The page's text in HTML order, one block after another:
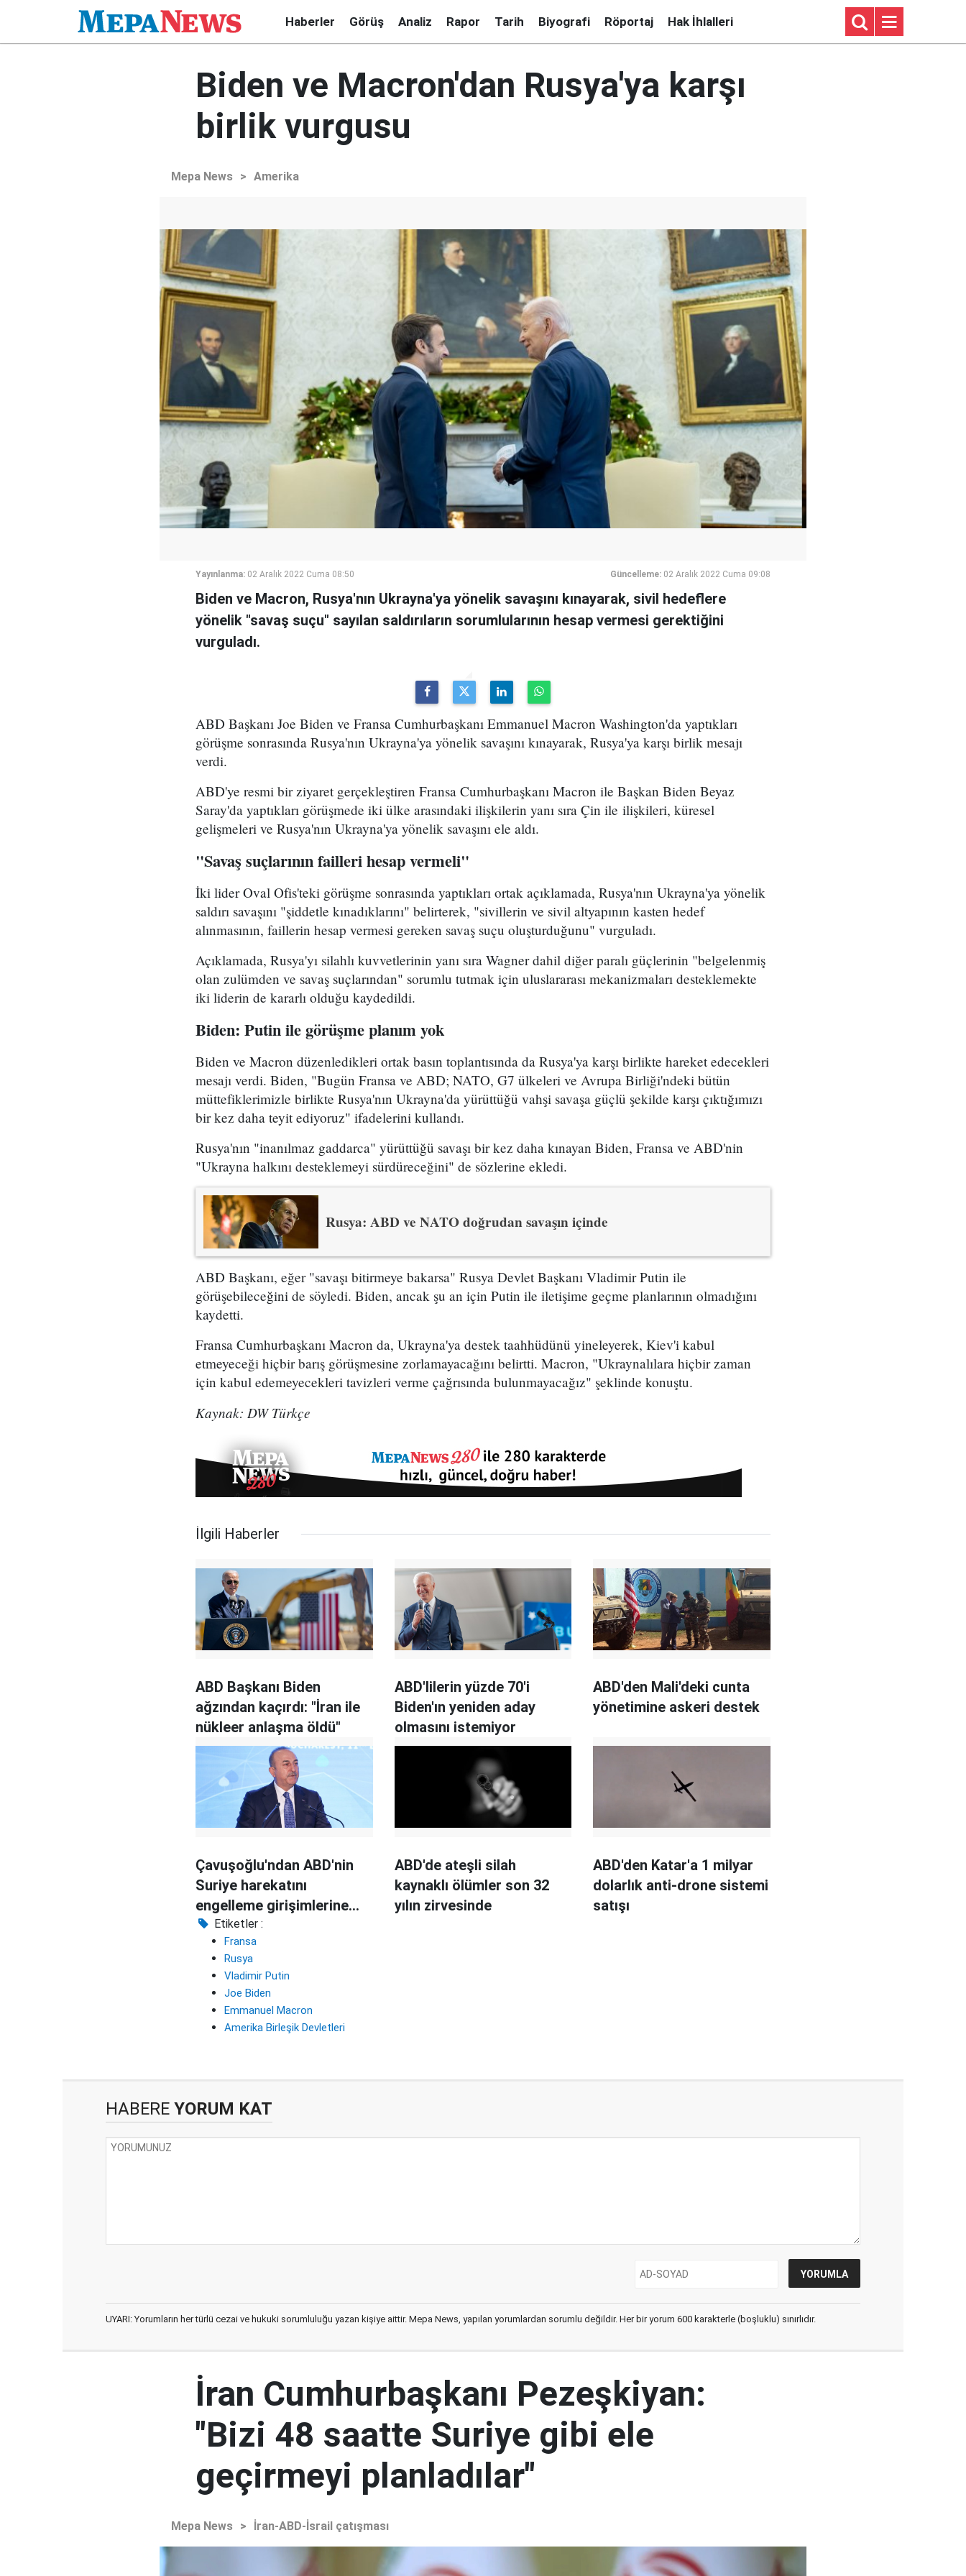
Haberler Görüş Analiz Rapor Tarih Biyografi Röportaj Hak İhlalleri
Biden ve Macron'dan Rusya'ya karşı
birlik vurgusu
Mepa News > Amerika
Yayınlanma: 02 Aralık 2022 Cuma 08:50 Güncelleme: 02 Aralık 2022 Cuma 09:08
Biden ve Macron, Rusya'nın Ukrayna'ya yönelik savaşını kınayarak, sivil hedeflere
yönelik "savaş suçu" sayılan saldırıların sorumlularının hesap vermesi gerektiğini
vurguladı.
ABD Başkanı Joe Biden ve Fransa Cumhurbaşkanı Emmanuel Macron Washington'da yaptıkları
görüşme sonrasında Rusya'nın Ukrayna'ya yönelik savaşını kınayarak, Rusya'ya karşı birlik mesajı
verdi.
ABD'ye resmi bir ziyaret gerçekleştiren Fransa Cumhurbaşkanı Macron ile Başkan Biden Beyaz
Saray'da yaptıkları görüşmede iki ülke arasındaki ilişkilerin yanı sıra Çin ile ilişkileri, küresel
gelişmeleri ve Rusya'nın Ukrayna'ya yönelik savaşını ele aldı.
"Savaş suçlarının failleri hesap vermeli"
İki lider Oval Ofis'teki görüşme sonrasında yaptıkları ortak açıklamada, Rusya'nın Ukrayna'ya yönelik
saldırı savaşını "şiddetle kınadıklarını" belirterek, "sivillerin ve sivil altyapının kasten hedef
alınmasının, faillerin hesap vermesi gereken savaş suçu oluşturduğunu" vurguladı.
Açıklamada, Rusya'yı silahlı kuvvetlerinin yanı sıra Wagner dahil diğer paralı güçlerinin "belgelenmiş
olan zulümden ve savaş suçlarından" sorumlu tutmak için uluslararası mekanizmaları desteklemekte
iki liderin de kararlı olduğu kaydedildi.
Biden: Putin ile görüşme planım yok
Biden ve Macron düzenledikleri ortak basın toplantısında da Rusya'ya karşı birlikte hareket edecekleri
mesajı verdi. Biden, "Bugün Fransa ve ABD; NATO, G7 ülkeleri ve Avrupa Birliği'ndeki bütün
müttefiklerimizle birlikte Rusya'nın Ukrayna'da yürüttüğü vahşi savaşa güçlü şekilde karşı çıktığımızı
bir kez daha teyit ediyoruz" ifadelerini kullandı.
Rusya'nın "inanılmaz gaddarca" yürüttüğü savaşı bir kez daha kınayan Biden, Fransa ve ABD'nin
"Ukrayna halkını desteklemeyi sürdüreceğini" de sözlerine ekledi.
Rusya: ABD ve NATO doğrudan savaşın içinde
ABD Başkanı, eğer "savaşı bitirmeye bakarsa" Rusya Devlet Başkanı Vladimir Putin ile
görüşebileceğini de söyledi. Biden, ancak şu an için Putin ile iletişime geçme planlarının olmadığını
kaydetti.
Fransa Cumhurbaşkanı Macron da, Ukrayna'ya destek taahhüdünü yineleyerek, Kiev'i kabul
etmeyeceği hiçbir barış görüşmesine zorlamayacağını belirtti. Macron, "Ukraynalılara hiçbir zaman
için kabul edemeyecekleri tavizleri verme çağrısında bulunmayacağız" şeklinde konuştu.
Kaynak: DW Türkçe
İlgili Haberler
ABD Başkanı Biden
ağzından kaçırdı: "İran ile
nükleer anlaşma öldü"
ABD'lilerin yüzde 70'i
Biden'ın yeniden aday
olmasını istemiyor
ABD'den Mali'deki cunta
yönetimine askeri destek
Çavuşoğlu'ndan ABD'nin
Suriye harekatını
engelleme girişimlerine
yanıt
ABD'de ateşli silah
kaynaklı ölümler son 32
yılın zirvesinde
ABD'den Katar'a 1 milyar
dolarlık anti-drone sistemi
satışı
Etiketler :
Fransa
Rusya
Vladimir Putin
Joe Biden
Emmanuel Macron
Amerika Birleşik Devletleri
HABERE YORUM KAT
UYARI: Yorumların her türlü cezai ve hukuki sorumluluğu yazan kişiye aittir. Mepa News, yapılan yorumlardan sorumlu değildir. Her bir yorum 600 karakterle (boşluklu) sınırlıdır.
İran Cumhurbaşkanı Pezeşkiyan:
"Bizi 48 saatte Suriye gibi ele
geçirmeyi planladılar"
Mepa News > İran-ABD-İsrail çatışması